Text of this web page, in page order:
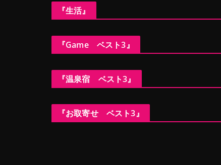
『生活』
『Game ベスト3』
『温泉宿 ベスト3』
『お取寄せ ベスト3』